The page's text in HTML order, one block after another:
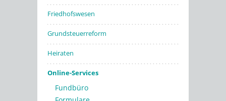
Friedhofswesen
Grundsteuerreform
Heiraten
Online-Services
Fundbüro